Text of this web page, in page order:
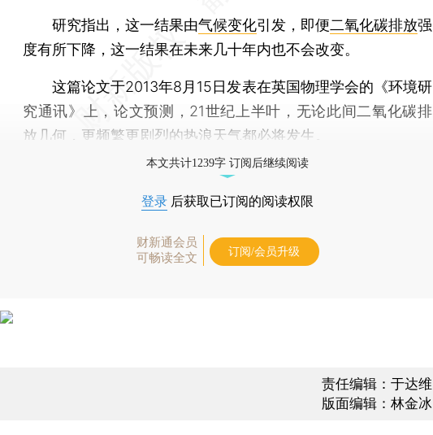
研究指出，这一结果由气候变化引发，即便二氧化碳排放强
度有所下降，这一结果在未来几十年内也不会改变。
这篇论文于2013年8月15日发表在英国物理学会的《环境研
究通讯》上，论文预测，21世纪上半叶，无论此间二氧化碳排
放几何，更频繁更剧烈的热浪天气都必将发生。
本文共计1239字 订阅后继续阅读
登录 后获取已订阅的阅读权限
财新通会员
可畅读全文
订阅/会员升级
责任编辑：于达维
版面编辑：林金冰